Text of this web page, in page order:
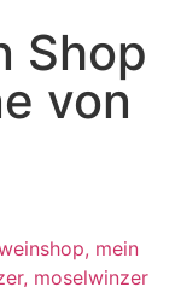
Shop
von